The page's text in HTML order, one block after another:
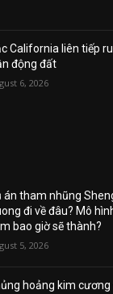
California liên tiếp
động đất
6, 2026
án tham nhũng
đi về đâu? Mô
bao giờ sẽ thành?
5, 2026
hoảng kim